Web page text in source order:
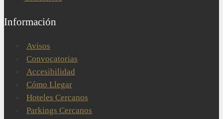
Información
Avisos
Convocatorias
Accesibilidad
Cómo Llegar
Hoteles Cercanos
Parkings Cercanos